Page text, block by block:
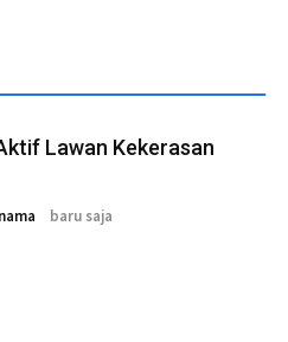
Lawan Kekerasan
baru saja